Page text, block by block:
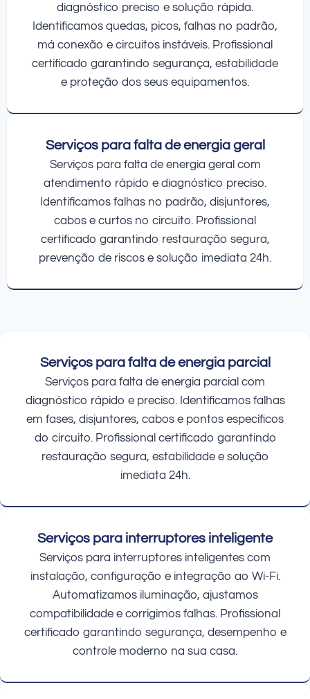
diagnóstico preciso e solução rápida.
Identificamos quedas, picos, falhas no padrão,
má conexão e circuitos instáveis. Profissional
certificado garantindo segurança, estabilidade
e proteção dos seus equipamentos.
Serviços para falta de energia geral
Serviços para falta de energia geral com
atendimento rápido e diagnóstico preciso.
Identificamos falhas no padrão, disjuntores,
cabos e curtos no circuito. Profissional
certificado garantindo restauração segura,
prevenção de riscos e solução imediata 24h.
Serviços para falta de energia parcial
Serviços para falta de energia parcial com
diagnóstico rápido e preciso. Identificamos falhas
em fases, disjuntores, cabos e pontos específicos
do circuito. Profissional certificado garantindo
restauração segura, estabilidade e solução
imediata 24h.
Serviços para interruptores inteligente
Serviços para interruptores inteligentes com
instalação, configuração e integração ao Wi-Fi.
Automatizamos iluminação, ajustamos
compatibilidade e corrigimos falhas. Profissional
certificado garantindo segurança, desempenho e
controle moderno na sua casa.